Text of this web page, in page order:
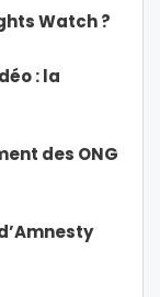
Watch ?
: la
des ONG